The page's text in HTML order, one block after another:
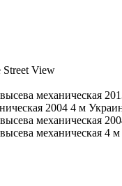
Street View
механическая
2004 4 м
механическая
механическая 4 м